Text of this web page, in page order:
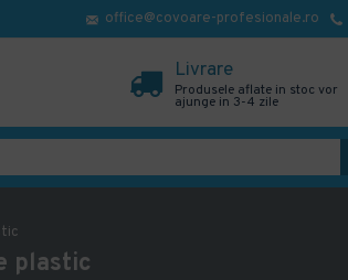
office@covoare-profesionale.ro
Livrare
Produsele aflate in stoc vor
ajunge in 3-4 zile
plastic